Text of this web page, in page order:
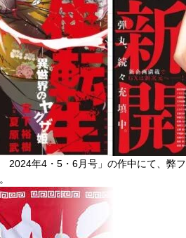
2024年4・5・6月号」の作中にて、弊フ